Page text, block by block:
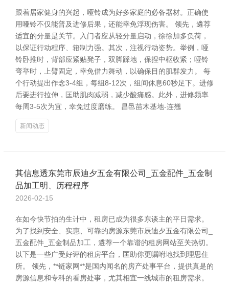
跟着居家健身的兴起，哑铃成为好多家庭的必备器材。正确使
用哑铃不仅能普及进修后果，还能幸免浮现伤害。 领先，遴荐
适宜的分量是关节。入门者应从轻分量启动，徐徐加多负荷，
以保证行动程序、箝制力强。其次，注视行动姿势。举例，哑
铃卧推时，背部应紧贴凳子，双脚踩地，保捏中枢收紧；哑铃
弯举时，上臂固定，幸免借力舞动，以确保目的肌群发力。 每
个行动提出作念3-4组，每组8-12次，组间休息60秒足下。进修
后要进行拉伸，匡助肌肉减弱，减少酸痛感。此外，进修频率
每周3-5次为宜，幸免过度磨练。 昌邑苗木基地-连翘
新闻动态
其信息透东莞市辰迪夕五金有限公司_五金配件_五金制
品加工明、历程程序
2026-02-15
在如今快节拍的生计中，租房已成为很多东谈主的平日需求。
为了找到安全、实惠、可靠的房源东莞市辰迪夕五金有限公司_
五金配件_五金制品加工，遴荐一个靠谱的租房网站至关热切。
以下是一些广受好评的租房平台，匡助你更嘱咐地找到理思住
所。 领先，**链家网**是国内闻名的房产处事平台，提供真是的
房源信息和专科的看房处事，尤其相宜一线城市的租房需求。